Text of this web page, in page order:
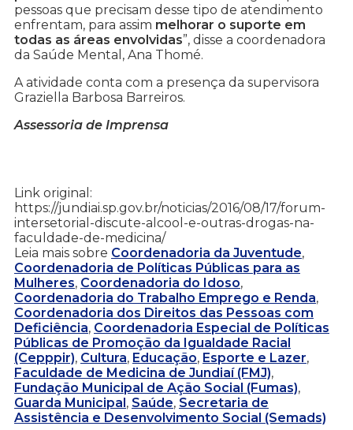
pessoas que precisam desse tipo de atendimento
enfrentam, para assim melhorar o suporte em
todas as áreas envolvidas”, disse a coordenadora
da Saúde Mental, Ana Thomé.
A atividade conta com a presença da supervisora
Graziella Barbosa Barreiros.
Assessoria de Imprensa
Link original:
https://jundiai.sp.gov.br/noticias/2016/08/17/forum-
intersetorial-discute-alcool-e-outras-drogas-na-
faculdade-de-medicina/
Leia mais sobre Coordenadoria da Juventude,
Coordenadoria de Políticas Públicas para as
Mulheres, Coordenadoria do Idoso,
Coordenadoria do Trabalho Emprego e Renda,
Coordenadoria dos Direitos das Pessoas com
Deficiência, Coordenadoria Especial de Políticas
Públicas de Promoção da Igualdade Racial
(Cepppir), Cultura, Educação, Esporte e Lazer,
Faculdade de Medicina de Jundiaí (FMJ),
Fundação Municipal de Ação Social (Fumas),
Guarda Municipal, Saúde, Secretaria de
Assistência e Desenvolvimento Social (Semads)